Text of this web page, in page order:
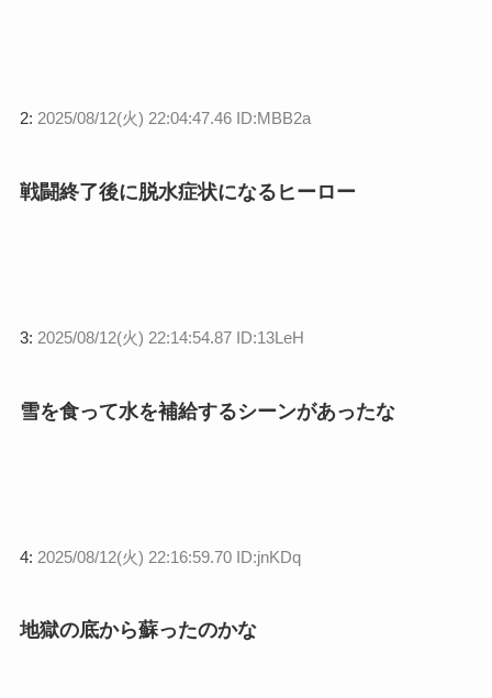
2: 2025/08/12(火) 22:04:47.46 ID:MBB2a
戦闘終了後に脱水症状になるヒーロー
3: 2025/08/12(火) 22:14:54.87 ID:13LeH
雪を食って水を補給するシーンがあったな
4: 2025/08/12(火) 22:16:59.70 ID:jnKDq
地獄の底から蘇ったのかな